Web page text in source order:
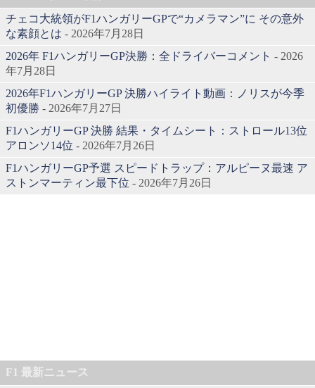
チェコ大統領がF1ハンガリーGPで“カメラマン”に その意外
な素顔とは - 2026年7月28日
2026年 F1ハンガリーGP決勝：全ドライバーコメント - 2026
年7月28日
2026年F1ハンガリーGP 決勝ハイライト動画：ノリスが今季
初優勝 - 2026年7月27日
F1ハンガリーGP 決勝 結果・タイムシート：ストロール13位
アロンソ14位 - 2026年7月26日
F1ハンガリーGP予選 スピードトラップ：アルピーヌ最速 ア
ストンマーティン最下位 - 2026年7月26日
F1 最新ニュース